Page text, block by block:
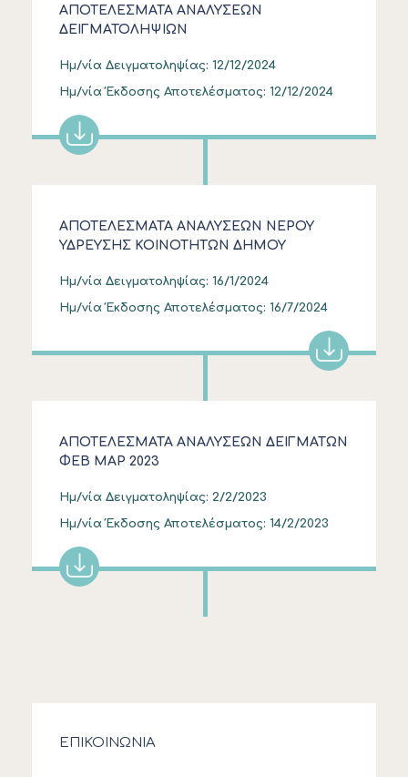
ΑΠΟΤΕΛΕΣΜΑΤΑ ΑΝΑΛΥΣΕΩΝ
ΔΕΙΓΜΑΤΟΛΗΨΙΩΝ
Ημ/νία Δειγματοληψίας: 12/12/2024
Ημ/νία Έκδοσης Αποτελέσματος: 12/12/2024
ΑΠΟΤΕΛΕΣΜΑΤΑ ΑΝΑΛΥΣΕΩΝ ΝΕΡΟΥ
ΥΔΡΕΥΣΗΣ ΚΟΙΝΟΤΗΤΩΝ ΔΗΜΟΥ
Ημ/νία Δειγματοληψίας: 16/1/2024
Ημ/νία Έκδοσης Αποτελέσματος: 16/7/2024
ΑΠΟΤΕΛΕΣΜΑΤΑ ΑΝΑΛΥΣΕΩΝ ΔΕΙΓΜΑΤΩΝ
ΦΕΒ ΜΑΡ 2023
Ημ/νία Δειγματοληψίας: 2/2/2023
Ημ/νία Έκδοσης Αποτελέσματος: 14/2/2023
ΕΠΙΚΟΙΝΩΝΙΑ